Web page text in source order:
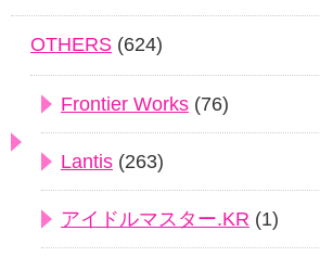
OTHERS (624)
Frontier Works (76)
Lantis (263)
アイドルマスター.KR (1)